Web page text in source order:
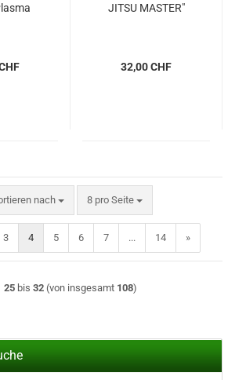
JITSU MASTER"
32,00 CHF
nach
nach 8 pro Seite
pro Seite
3 4 5 6 7 ... 14 »
25 bis 32 (von insgesamt 108)